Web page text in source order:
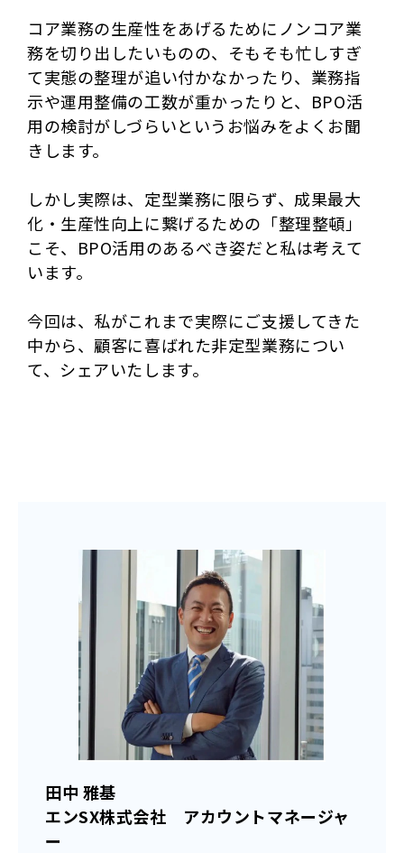
コア業務の生産性をあげるためにノンコア業
務を切り出したいものの、そもそも忙しすぎ
て実態の整理が追い付かなかったり、業務指
示や運用整備の工数が重かったりと、BPO活
用の検討がしづらいというお悩みをよくお聞
きします。
しかし実際は、定型業務に限らず、成果最大
化・生産性向上に繋げるための「整理整頓」
こそ、BPO活用のあるべき姿だと私は考えて
います。
今回は、私がこれまで実際にご支援してきた
中から、顧客に喜ばれた非定型業務につい
て、シェアいたします。
田中 雅基
エンSX株式会社 アカウントマネージャ
ー